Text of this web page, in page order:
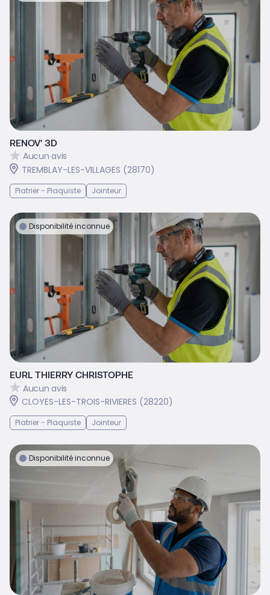
RENOV' 3D
Aucun avis
TREMBLAY-LES-VILLAGES (28170)
Platrier - Plaquiste Jointeur
Disponibilité inconnue
EURL THIERRY CHRISTOPHE
Aucun avis
CLOYES-LES-TROIS-RIVIERES (28220)
Platrier - Plaquiste Jointeur
Disponibilité inconnue